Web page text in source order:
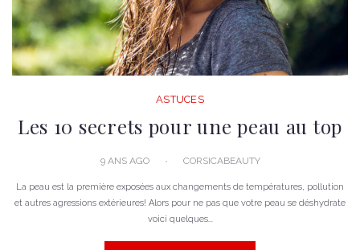
ASTUCES
Les 10 secrets pour une peau au top
9 ANS AGO CORSICABEAUTY
La peau est la première exposées aux changements de températures, pollution
et autres agressions extérieures! Alors pour ne pas que votre peau se déshydrate
voici quelques...